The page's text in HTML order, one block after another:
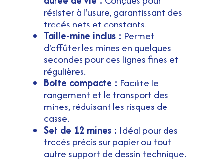
résister à l'usure, garantissant des
tracés nets et constants.
Taille-mine inclus : Permet
d'affûter les mines en quelques
secondes pour des lignes fines et
régulières.
Boîte compacte : Facilite le
rangement et le transport des
mines, réduisant les risques de
casse.
Set de 12 mines : Idéal pour des
tracés précis sur papier ou tout
autre support de dessin technique.